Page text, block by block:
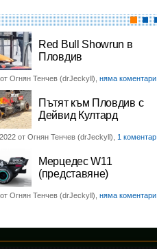
Red Bull Showrun в
Пловдив
Огнян Тенчев (drJeckyll), няма коментари
Пътят към Пловдив с
Дейвид Култард
от Огнян Тенчев (drJeckyll), 1 коментар
Мерцедес W11
(представяне)
Огнян Тенчев (drJeckyll), няма коментари